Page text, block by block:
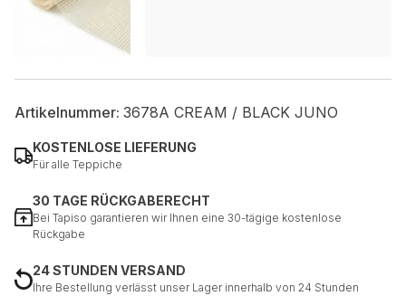
Artikelnummer: 3678A CREAM / BLACK JUNO
KOSTENLOSE LIEFERUNG
Für alle Teppiche
30 TAGE RÜCKGABERECHT
Bei Tapiso garantieren wir Ihnen eine 30-tägige kostenlose
Rückgabe
24 STUNDEN VERSAND
Ihre Bestellung verlässt unser Lager innerhalb von 24 Stunden